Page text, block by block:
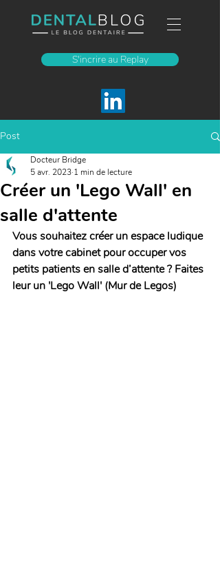
S'incrire au Replay
Post
Créer un 'Lego Wall' en
salle d'attente
Docteur Bridge
5 avr. 2023 1 min de lecture
Vous souhaitez créer un espace ludique
dans votre cabinet pour occuper vos
petits patients en salle d’attente ? Faites
leur un 'Lego Wall' (Mur de Legos)